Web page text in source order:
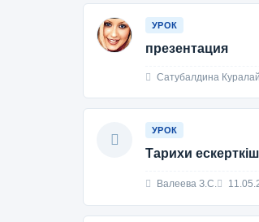
УРОК
презентация
Сатубалдина
УРОК
Тарихи
Валеева З.С.